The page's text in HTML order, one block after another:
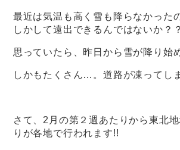
最近は気温も高く雪も降らなかった
しかして遠出できるんではないか？
思っていたら、昨日から雪が降り始
しかもたくさん…。道路が凍ってし
さて、2月の第２週あたりから東北
りが各地で行われます!!